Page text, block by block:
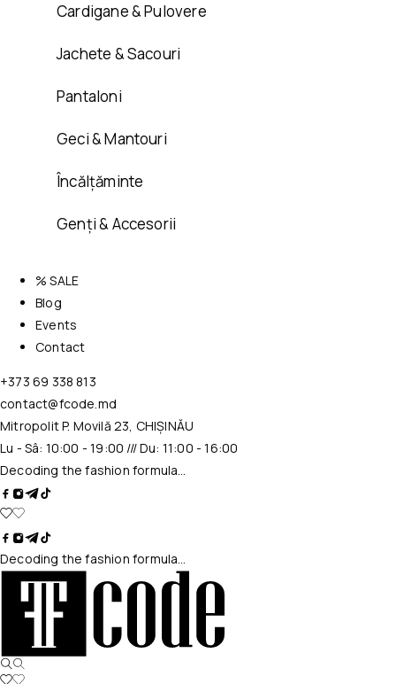
Cardigane & Pulovere
Jachete & Sacouri
Pantaloni
Geci & Mantouri
Încălțăminte
Genți & Accesorii
% SALE
Blog
Events
Contact
+373 69 338 813
contact@fcode.md
Mitropolit P. Movilă 23, CHIȘINĂU
Lu - Sâ: 10:00 - 19:00 /// Du: 11:00 - 16:00
Decoding the fashion formula…
Decoding the fashion formula…